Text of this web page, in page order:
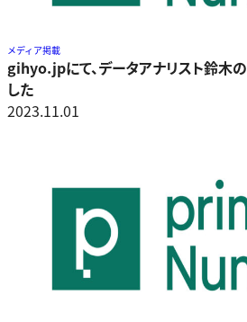
メディア掲載
gihyo.jpにて、データアナリスト鈴木
した
2023.11.01